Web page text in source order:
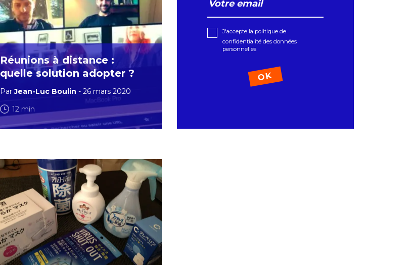
Réunions à distance :
quelle solution adopter ?
ParJean-Luc Boulin - 26 mars 2020
12 min
J'accepte la politique de
confidentialité des données
personnelles